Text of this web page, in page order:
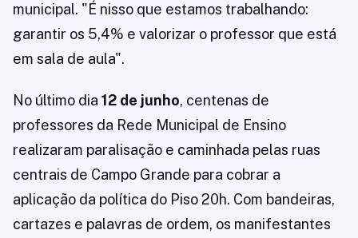
municipal. "É nisso que estamos trabalhando:
garantir os 5,4% e valorizar o professor que está
em sala de aula".
No último dia 12 de junho, centenas de
professores da Rede Municipal de Ensino
realizaram paralisação e caminhada pelas ruas
centrais de Campo Grande para cobrar a
aplicação da política do Piso 20h. Com bandeiras,
cartazes e palavras de ordem, os manifestantes